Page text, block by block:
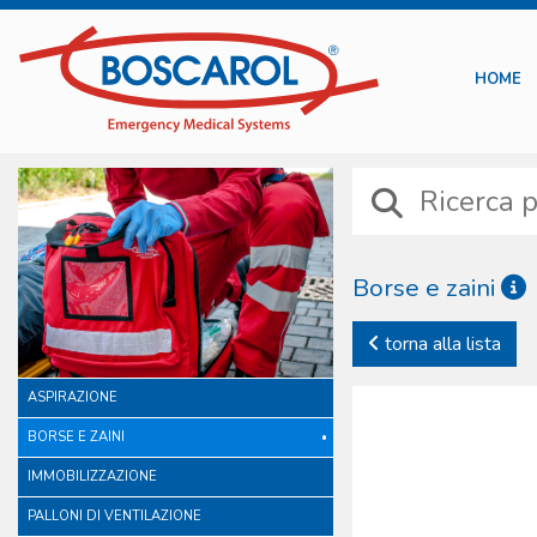
HOME
ASPIRAZIONE
BORSE E ZAINI
IMMOBILIZZAZIONE
PALLONI DI VENTILAZIONE
torna alla lista
Borse e zaini
Le borse e gli zaini
internazionale.
includono scelte di